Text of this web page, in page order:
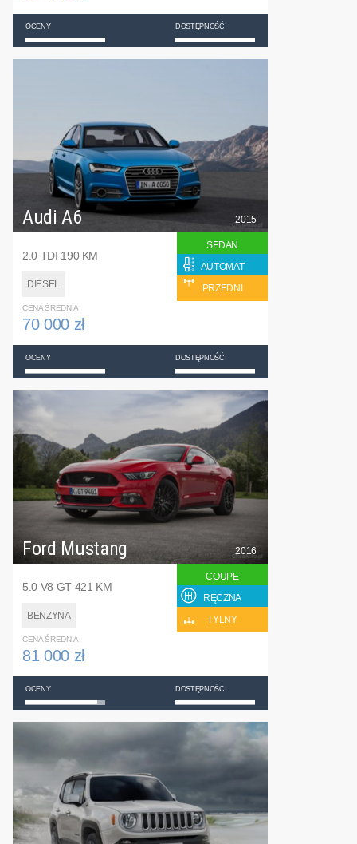
OCENY DOSTĘPNOŚĆ
Audi A6
2.0 TDI 190 KM
DIESEL
2015
SEDAN
AUTOMAT
PRZEDNI
CENA ŚREDNIA
70 000 zł
OCENY DOSTĘPNOŚĆ
Ford Mustang
5.0 V8 GT 421 KM
BENZYNA
2016
COUPE
RĘCZNA
TYLNY
CENA ŚREDNIA
81 000 zł
OCENY DOSTĘPNOŚĆ